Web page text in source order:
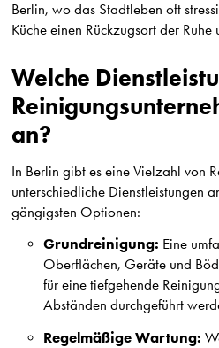
Berlin, wo das Stadtleben oft
Küche einen Rückzugsort der
Welche
an?
In Berlin gibt es eine Vielzahl von
unterschiedliche Dienstleistungen
gängigsten Optionen:
Grundreinigung: Eine
Oberflächen, Geräte und
für eine tiefgehende
Abständen durchgeführt
Regelmäßige Wartung: